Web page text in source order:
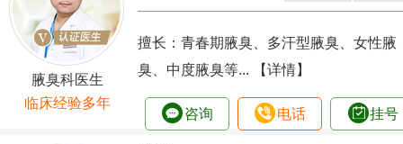
腋臭科医生
临床经验多年
擅长：青春期腋臭、多汗型腋臭、女性腋
臭、中度腋臭等...
【详情】
咨询 电话 挂号